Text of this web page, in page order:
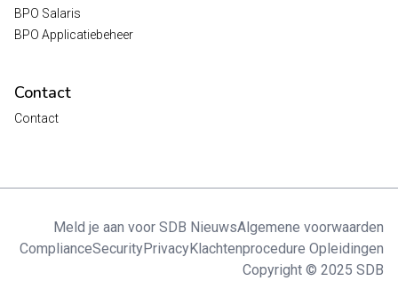
BPO Salaris
BPO Applicatiebeheer
Contact
Contact
Meld je aan voor SDB NieuwsAlgemene voorwaarden
ComplianceSecurityPrivacyKlachtenprocedure Opleidingen
Copyright © 2025 SDB